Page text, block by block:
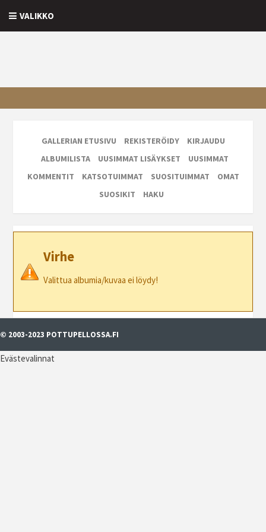
VALIKKO
GALLERIAN ETUSIVU REKISTERÖIDY
KIRJAUDU
ALBUMILISTA
UUSIMMAT LISÄYKSET
UUSIMMAT
KOMMENTIT
KATSOTUIMMAT SUOSITUIMMAT
OMAT
SUOSIKIT
HAKU
Virhe
Valittua albumia/kuvaa ei löydy!
© 2003-2023 POTTUPELLOSSA.FI
Evästevalinnat